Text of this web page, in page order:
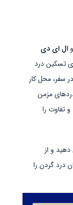
و ال ای دی
تسکین درد
سفر، محل کار
مزمن
تفاوت را
و از
درد گردن را